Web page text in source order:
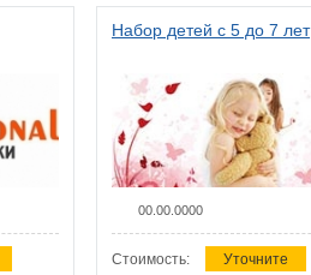
Набор детей с 5 до 7 лет
00.00.0000
Стоимость: Уточните